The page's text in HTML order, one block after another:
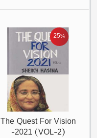
25%
The Quest For Vision
-2021 (VOL-2)